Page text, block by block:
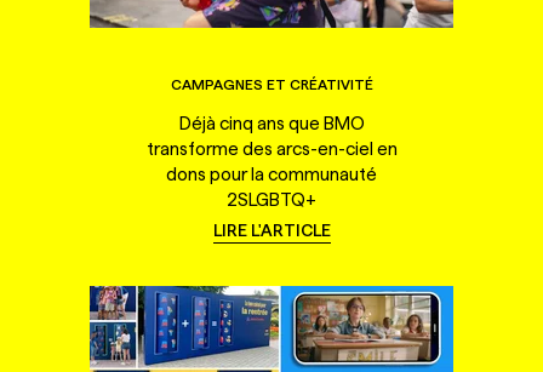
CAMPAGNES ET CRÉATIVITÉ
Déjà cinq ans que BMO
transforme des arcs-en-ciel en
dons pour la communauté
2SLGBTQ+
LIRE L'ARTICLE